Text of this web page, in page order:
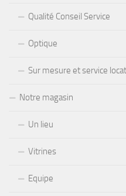
Qualité Conseil Service
Optique
Sur mesure et service
Notre magasin
Un lieu
Vitrines
Equipe